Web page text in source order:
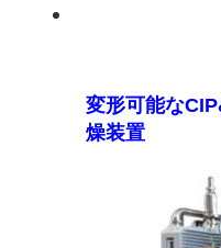
変形可能な
燥装置